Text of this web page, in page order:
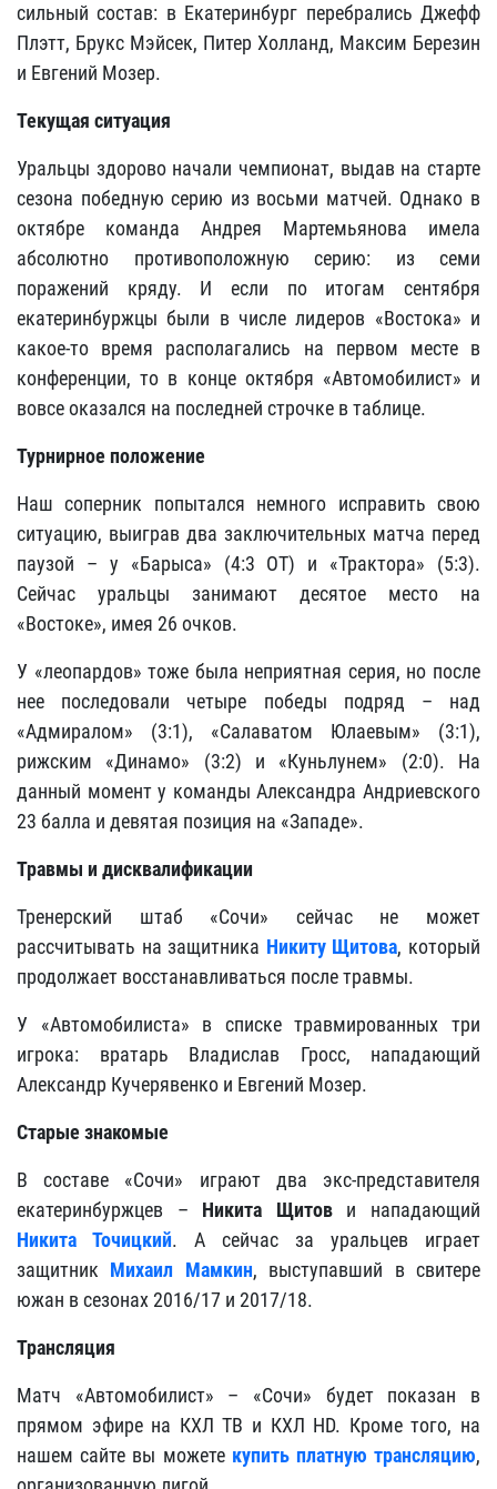
сильный состав: в Екатеринбург перебрались Джефф
Плэтт, Брукс Мэйсек, Питер Холланд, Максим Березин
и Евгений Мозер.
Текущая ситуация
Уральцы здорово начали чемпионат, выдав на старте
сезона победную серию из восьми матчей. Однако в
октябре команда Андрея Мартемьянова имела
абсолютно противоположную серию: из семи
поражений кряду. И если по итогам сентября
екатеринбуржцы были в числе лидеров «Востока» и
какое-то время располагались на первом месте в
конференции, то в конце октября «Автомобилист» и
вовсе оказался на последней строчке в таблице.
Турнирное положение
Наш соперник попытался немного исправить свою
ситуацию, выиграв два заключительных матча перед
паузой – у «Барыса» (4:3 ОТ) и «Трактора» (5:3).
Сейчас уральцы занимают десятое место на
«Востоке», имея 26 очков.
У «леопардов» тоже была неприятная серия, но после
нее последовали четыре победы подряд – над
«Адмиралом» (3:1), «Салаватом Юлаевым» (3:1),
рижским «Динамо» (3:2) и «Куньлунем» (2:0). На
данный момент у команды Александра Андриевского
23 балла и девятая позиция на «Западе».
Травмы и дисквалификации
Тренерский штаб «Сочи» сейчас не может
рассчитывать на защитника Никиту Щитова, который
продолжает восстанавливаться после травмы.
У «Автомобилиста» в списке травмированных три
игрока: вратарь Владислав Гросс, нападающий
Александр Кучерявенко и Евгений Мозер.
Старые знакомые
В составе «Сочи» играют два экс-представителя
екатеринбуржцев – Никита Щитови нападающий
Никита Точицкий. А сейчас за уральцев играет
защитник Михаил Мамкин, выступавший в свитере
южан в сезонах 2016/17 и 2017/18.
Трансляция
Матч «Автомобилист» – «Сочи» будет показан в
прямом эфире на КХЛ ТВ и КХЛ HD. Кроме того, на
нашем сайте вы можете купить платную трансляцию,